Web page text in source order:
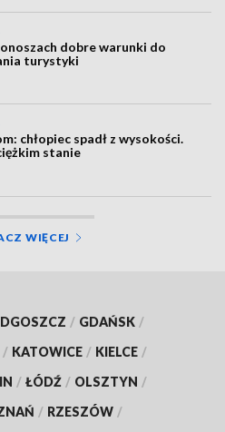
dobre warunki do
turystyki
chłopiec spadł z wysokości.
stanie
WIĘCEJ
/ GDAŃSK /
/ KATOWICE / KIELCE /
/ ŁÓDŹ / OLSZTYN /
/ RZESZÓW /